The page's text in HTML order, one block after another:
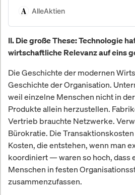
Mio.+ Anleger) und Eulerpool
AlleAktien
II. Die große These: Technologie
wirtschaftliche Relevanz auf eins
Die Geschichte der modernen
Geschichte der Organisation.
weil einzelne Menschen nicht in
Produkte allein herzustellen.
Vertrieb brauchte Netzwerke.
Bürokratie. Die
Kosten, die entstehen, wenn man
koordiniert — waren so hoch, dass
Menschen in festen
zusammenzufassen.